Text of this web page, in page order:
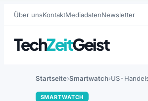
Über unsKontaktMediadatenNewsletter
TechZeitGeist
Startseite Smartwatch US-
SMARTWATCH